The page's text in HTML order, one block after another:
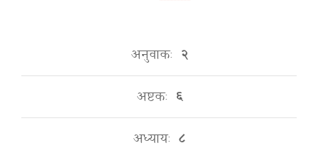
अनुवाकः २
अष्टकः ६
अध्यायः ८